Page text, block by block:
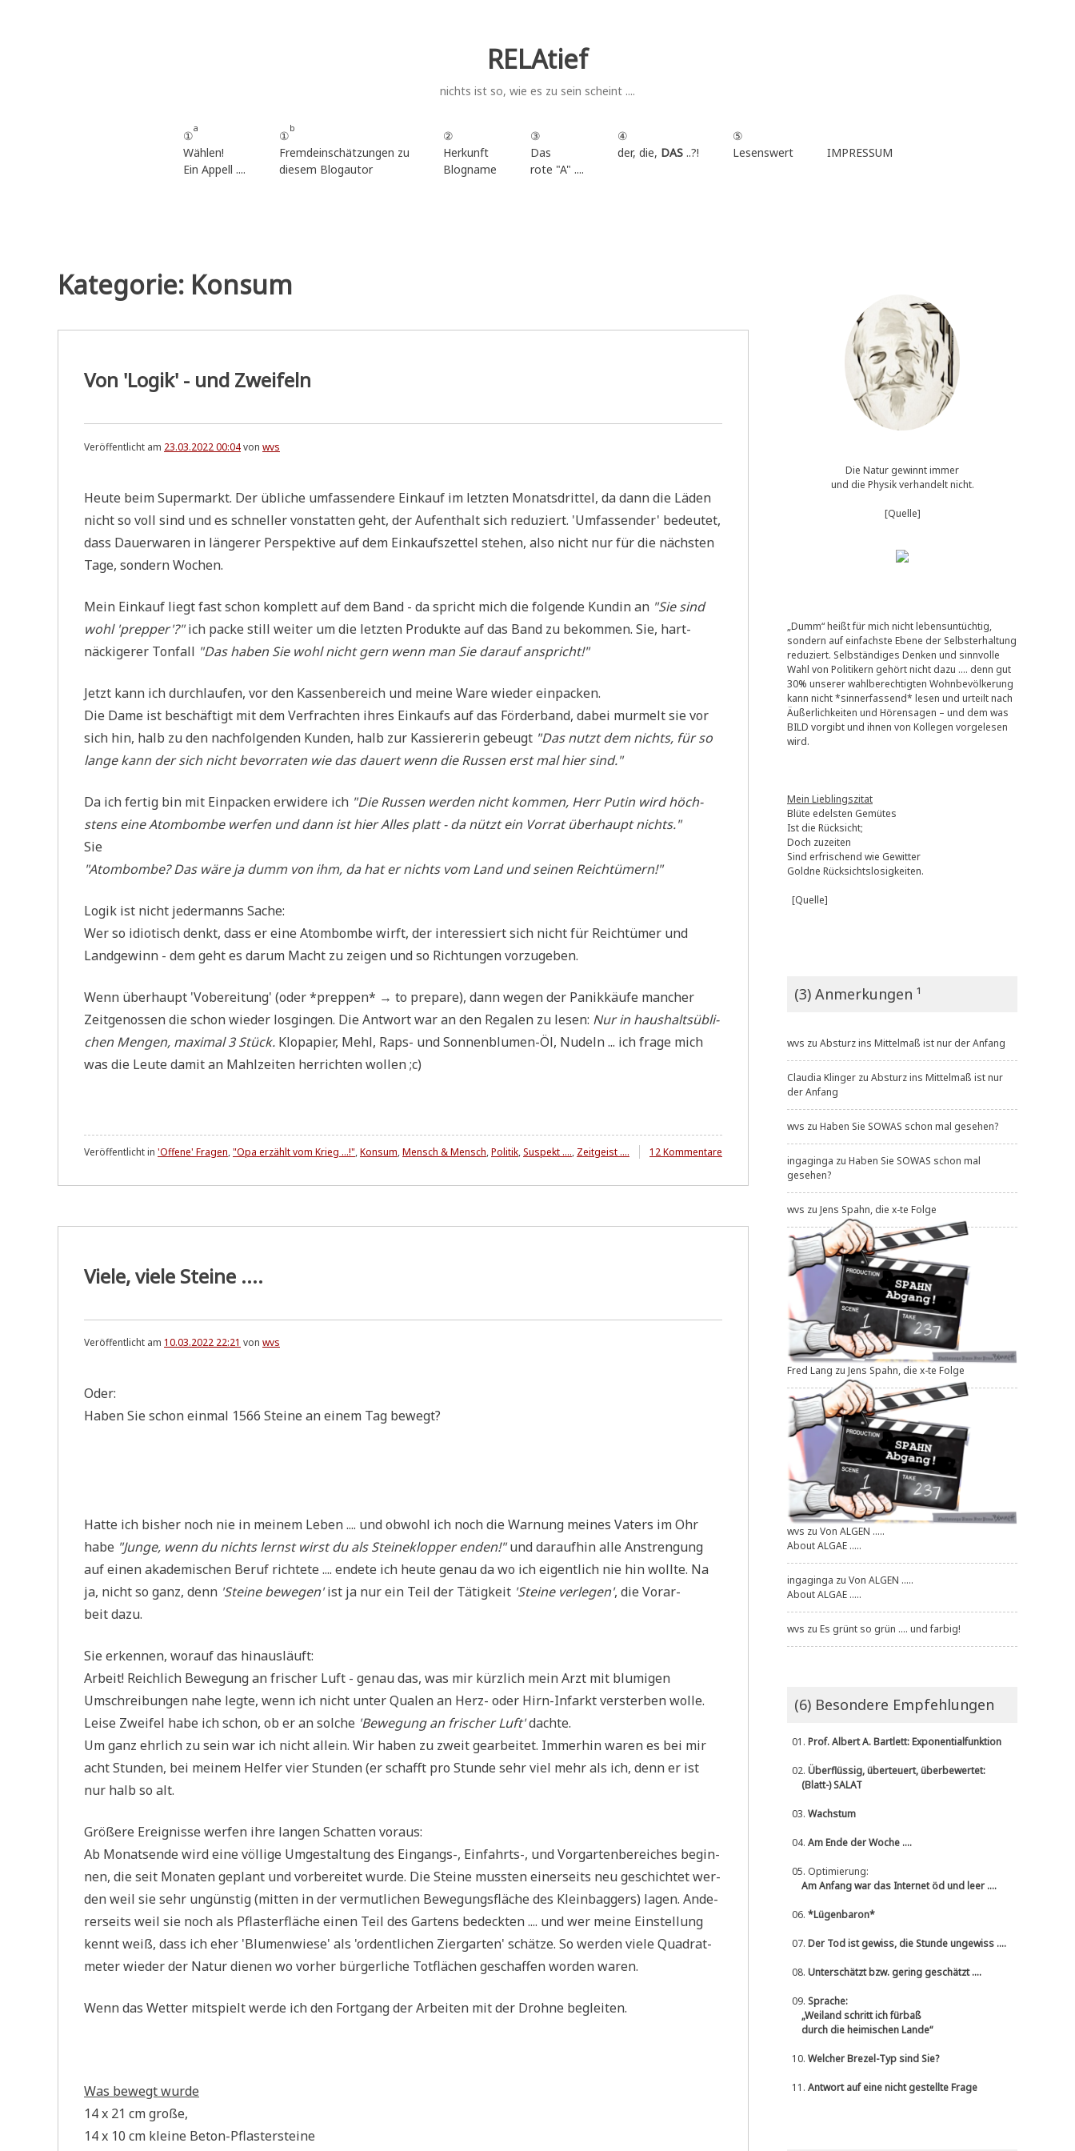
RELAtief
nichts ist so, wie es zu sein scheint ....
①
a
Wählen!
Ein Appell ....
①
b
Fremdeinschätzungen zu
diesem Blogautor
②
Herkunft
Blogname
③
Das
rote "A" ....
④
der, die, DAS..?!
⑤
Lesenswert
IMPRESSUM
Kategorie: Konsum
Von 'Logik' - und Zweifeln
Veröffentlicht am 23.03.2022 00:04von wvs
Heu­te beim Super­markt. Der übli­che umfas­sen­de­re Ein­kauf im letz­ten Monats­drit­tel, da dann die Läden
nicht so voll sind und es schnel­ler von­stat­ten geht, der Auf­ent­halt sich redu­ziert. 'Umfas­sen­der' bedeu­tet,
dass Dau­er­wa­ren in län­ge­rer Per­spek­ti­ve auf dem Ein­kaufs­zet­tel ste­hen, also nicht nur für die näch­sten
Tage, son­dern Wochen.
Mein Ein­kauf liegt fast schon kom­plett auf dem Band - da spricht mich die fol­gen­de Kun­din an "Sie sind
wohl 'prep­per'?"ich packe still wei­ter um die letz­ten Pro­duk­te auf das Band zu bekom­men. Sie, hart­
näcki­ge­rer Ton­fall "Das haben Sie wohl nicht gern wenn man Sie dar­auf anspricht!"
Jetzt kann ich durch­lau­fen, vor den Kas­sen­be­reich und mei­ne Ware wie­der einpacken.
Die Dame ist beschäf­tigt mit dem Ver­frach­ten ihres Ein­kaufs auf das För­der­band, dabei mur­melt sie vor
sich hin, halb zu den nach­fol­gen­den Kun­den, halb zur Kas­sie­re­rin gebeugt "Das nutzt dem nichts, für so
lan­ge kann der sich nicht bevor­ra­ten wie das dau­ert wenn die Rus­sen erst mal hier sind."
Da ich fer­tig bin mit Ein­packen erwi­de­re ich "Die Rus­sen wer­den nicht kom­men, Herr Putin wird höch­
stens eine Atom­bom­be wer­fen und dann ist hier Alles platt - da nützt ein Vor­rat über­haupt nichts."
Sie
"Atom­bom­be? Das wäre ja dumm von ihm, da hat er nichts vom Land und sei­nen Reichtümern!"
Logik ist nicht jeder­manns Sache:
Wer so idio­tisch denkt, dass er eine Atom­bom­be wirft, der inter­es­siert sich nicht für Reich­tü­mer und
Land­ge­winn - dem geht es dar­um Macht zu zei­gen und so Rich­tun­gen vorzugeben.
Wenn über­haupt 'Vobe­rei­tung' (oder *prep­pen* → to prepa­re), dann wegen der Panik­käu­fe man­cher
Zeit­ge­nos­sen die schon wie­der los­gin­gen. Die Ant­wort war an den Rega­len zu lesen: Nur in haus­halts­üb­li­
chen Men­gen, maxi­mal 3 Stück. Klo­pa­pier, Mehl, Raps- und Son­nen­blu­men-Öl, Nudeln ... ich fra­ge mich
was die Leu­te damit an Mahl­zei­ten her­rich­ten wol­len ;c)
Veröffentlicht in 'Offene' Fragen,"Opa erzählt vom Krieg ...!",Konsum,Mensch & Mensch,Politik,Suspekt ...., Zeitgeist .... 12 Kommentare
Zweifeln
Viele, viele Steine ....
Veröffentlicht am 10.03.2022 22:21 von wvs
Oder:
Haben Sie schon ein­mal 1566 Stei­ne an einem Tag bewegt?
Hat­te ich bis­her noch nie in mei­nem Leben .... und obwohl ich noch die War­nung mei­nes Vaters im Ohr
habe "Jun­ge, wenn du nichts lernst wirst du als Stei­ne­klop­per enden!"und dar­auf­hin alle Anstren­gung
auf einen aka­de­mi­schen Beruf rich­te­te .... ende­te ich heu­te genau da wo ich eigent­lich nie hin woll­te. Na
ja, nicht so ganz, denn 'Stei­ne bewe­gen'ist ja nur ein Teil der Tätig­keit 'Stei­ne ver­le­gen', die Vor­ar­
beit dazu.
Sie erken­nen, wor­auf das hinausläuft:
Arbeit! Reich­lich Bewe­gung an fri­scher Luft - genau das, was mir kürz­lich mein Arzt mit blu­mi­gen
Umschrei­bun­gen nahe leg­te, wenn ich nicht unter Qua­len an Herz- oder Hirn-Infarkt ver­ster­ben wolle.
Lei­se Zwei­fel habe ich schon, ob er an sol­che 'Bewe­gung an fri­scher Luft'dachte.
Um ganz ehr­lich zu sein war ich nicht allein. Wir haben zu zweit gear­bei­tet. Immer­hin waren es bei mir
acht Stun­den, bei mei­nem Hel­fer vier Stun­den (er schafft pro Stun­de sehr viel mehr als ich, denn er ist
nur halb so alt.
Grö­ße­re Ereig­nis­se wer­fen ihre lan­gen Schat­ten voraus:
Ab Monats­en­de wird eine völ­li­ge Umge­stal­tung des Ein­gangs-, Ein­fahrts-, und Vor­gar­ten­be­rei­ches begin­
nen, die seit Mona­ten geplant und vor­be­rei­tet wur­de. Die Stei­ne muss­ten einer­seits neu geschich­tet wer­
den weil sie sehr ungün­stig (mit­ten in der ver­mut­li­chen Bewe­gungs­flä­che des Klein­bag­gers) lagen. Ande­
rer­seits weil sie noch als Pfla­ster­flä­che einen Teil des Gar­tens bedeck­ten .... und wer mei­ne Ein­stel­lung
kennt weiß, dass ich eher 'Blu­men­wie­se' als 'ordent­li­chen Zier­gar­ten' schät­ze. So wer­den vie­le Qua­drat­
me­ter wie­der der Natur die­nen wo vor­her bür­ger­li­che Tot­flä­chen geschaf­fen wor­den waren.
Wenn das Wet­ter mit­spielt wer­de ich den Fort­gang der Arbei­ten mit der Droh­ne begleiten.
Was bewegt wurde
14 x 21 cm große,
14 x 10 cm klei­ne Beton-Pflastersteine
Die Natur gewinnt immer
und die Physik verhandelt nicht.
[Quelle]
„Dumm“ heißt für mich nicht lebensuntüchtig,
sondern auf einfachste Ebene der Selbsterhaltung
reduziert. Selbständiges Denken und sinnvolle
Wahl von Politikern gehört nicht dazu …. denn gut
30% unserer wahlberechtigten Wohnbevölkerung
kann nicht *sinnerfassend* lesen und urteilt nach
Äußerlichkeiten und Hörensagen – und dem was
BILD vorgibt und ihnen von Kollegen vorgelesen
wird.
Mein Lieblingszitat
Blüte edelsten Gemütes
Ist die Rücksicht;
Doch zuzeiten
Sind erfrischend wie Gewitter
Goldne Rücksichtslosigkeiten.
[Quelle]
(3) Anmerkungen ¹
wvs zu Absturz ins Mittelmaß ist nur der Anfang
Claudia Klinger zu Absturz ins Mittelmaß ist nur
der Anfang
wvs zu Haben Sie SOWAS schon mal gesehen?
ingaginga zu Haben Sie SOWAS schon mal
gesehen?
wvs zu Jens Spahn, die x-te Folge
Fred Lang zu Jens Spahn, die x-te Folge
wvs zu Von ALGEN .....
About ALGAE .....
ingaginga zu Von ALGEN .....
About ALGAE .....
wvs zu Es grünt so grün .... und farbig!
(6) Besondere Empfehlungen
01. Prof. Albert A. Bartlett: Exponentialfunktion
02. Überflüssig, überteuert, überbewertet:
(Blatt-) SALAT
03. Wachstum
04. Am Ende der Woche ....
05. Optimierung:
Am Anfang war das Internet öd und leer ....
06. *Lügenbaron*
07. Der Tod ist gewiss, die Stunde ungewiss ....
08. Unterschätzt bzw. gering geschätzt ....
09. Sprache:
„Weiland schritt ich fürbaß
durch die heimischen Lande“
10. Welcher Brezel-Typ sind Sie?
11. Antwort auf eine nicht gestellte Frage